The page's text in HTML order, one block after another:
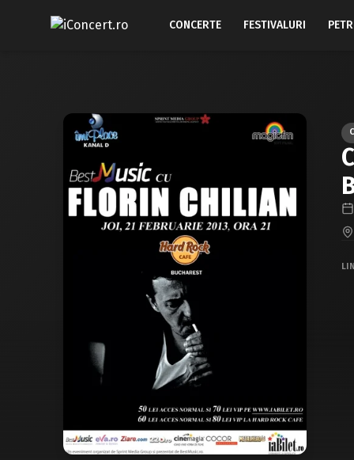
CONCERTE FESTIVALURI